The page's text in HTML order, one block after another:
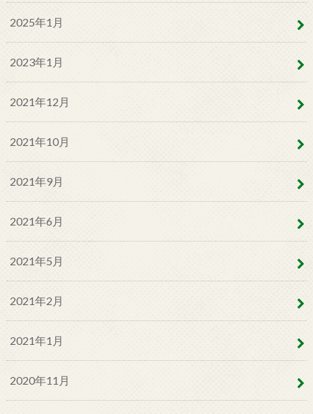
2025年1月
2023年1月
2021年12月
2021年10月
2021年9月
2021年6月
2021年5月
2021年2月
2021年1月
2020年11月